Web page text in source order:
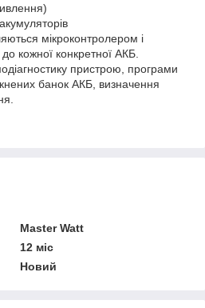
мікроконтролером і
кожної конкретної АКБ.
пристрою, програми
банок АКБ, визначення
Master Watt
12 міс
Новий